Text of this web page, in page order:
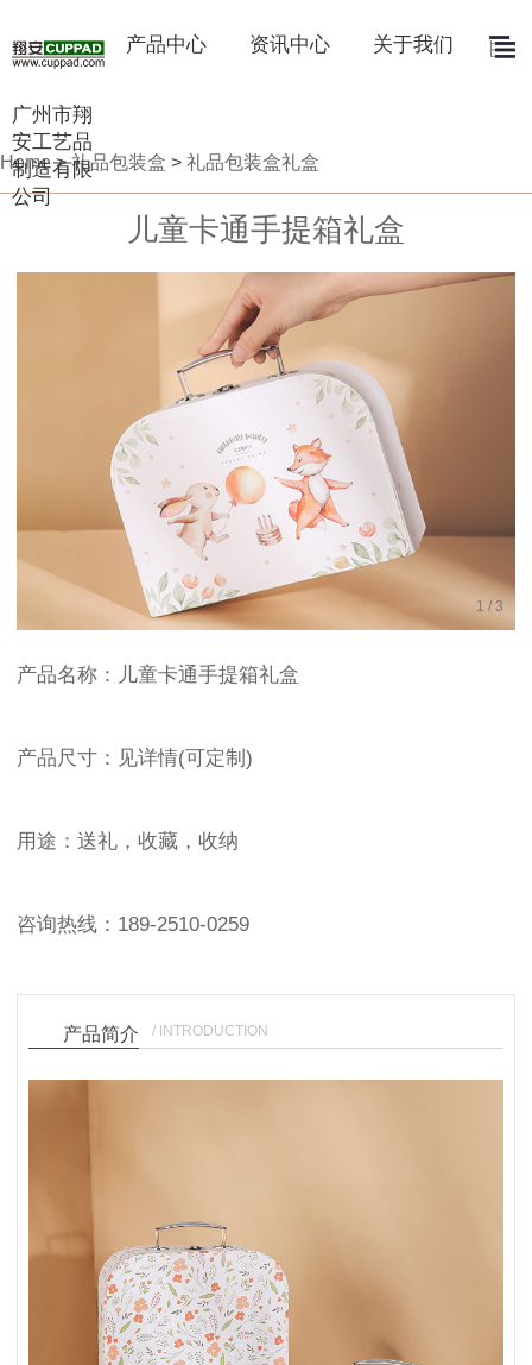
广州市翔
安工艺品
制造有限
公司
产品中心 资讯中心 关于我们
Home>礼品包装盒 > 礼品包装盒礼盒
儿童卡通手提箱礼盒
1 /3
产品名称：儿童卡通手提箱礼盒
产品尺寸：见详情(可定制)
用途：送礼，收藏，收纳
咨询热线：189-2510-0259
产品简介 / INTRODUCTION